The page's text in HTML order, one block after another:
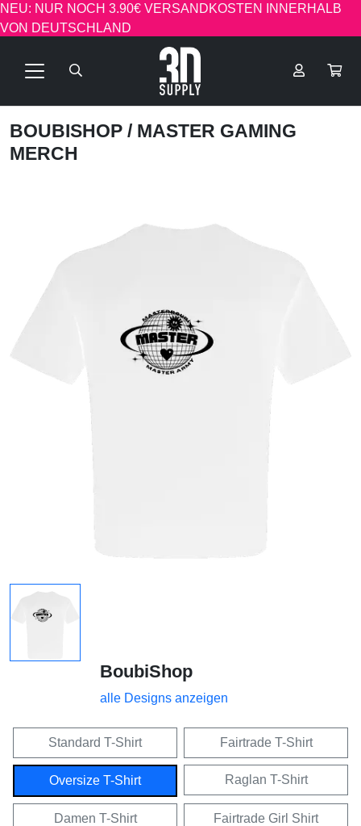
NEU: NUR NOCH 3.90€ VERSANDKOSTEN INNERHALB
VON DEUTSCHLAND
BOUBISHOP / MASTER GAMING
MERCH
BoubiShop
alle Designs anzeigen
Standard T-Shirt Fairtrade T-Shirt
Oversize T-Shirt Raglan T-Shirt
Damen T-Shirt Fairtrade Girl Shirt